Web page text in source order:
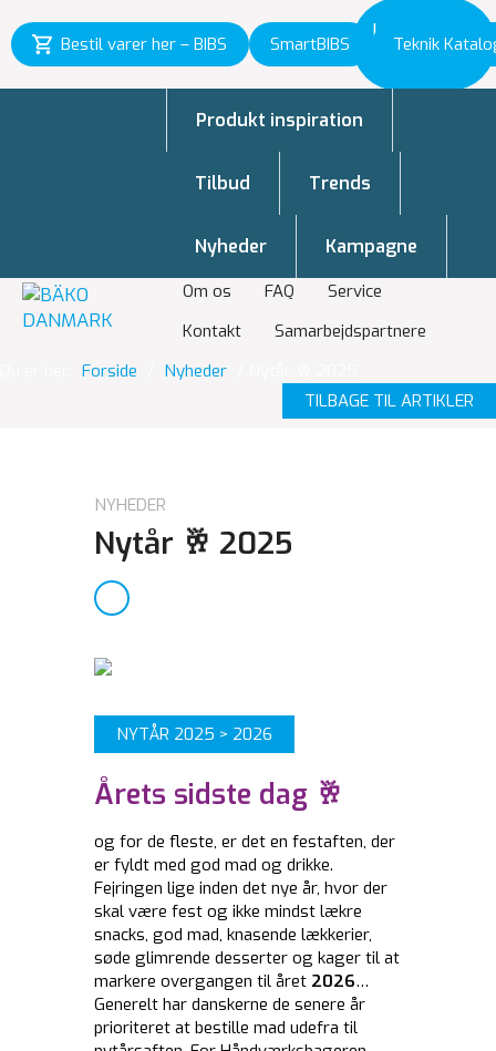
Bestil varer her – BIBS SmartBIBS Teknik
Inspiration
til vækst
Om os FAQ
Service
Kontakt
Samarbejdspartnere
Produkt inspiration
Tilbud Trends
Nyheder Kampagne
Forside Nyheder
TILBAGE TIL ARTIKLER
NYHEDER
Nytår 🥂 2025
NYTÅR 2025 > 2026
Årets sidste dag 🥂
og for de fleste, er det en festaften, der
er fyldt med god mad og drikke.
Fejringen lige inden det nye år, hvor der
skal være fest og ikke mindst lækre
snacks, god mad, knasende lækkerier,
søde glimrende desserter og kager til at
markere overgangen til året 2026…
Generelt har danskerne de senere år
prioriteret at bestille mad udefra til